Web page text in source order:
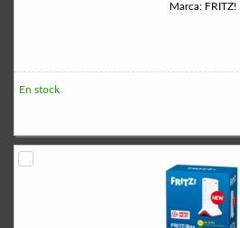
Marca: FRITZ!
En stock